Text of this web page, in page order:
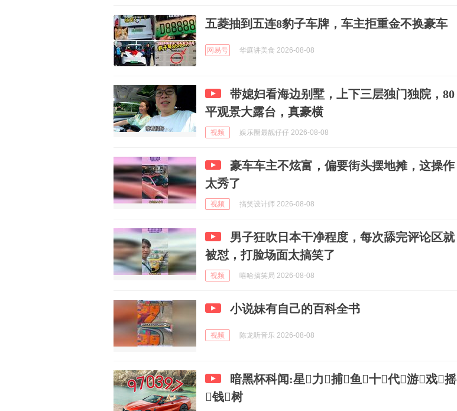
五菱抽到五连8豹子车牌，车主拒重金不换豪车
网易号 华庭讲美食 2026-08-08
带媳妇看海边别墅，上下三层独门独院，80
平观景大露台，真豪横
视频 娱乐圈最靓仔仔 2026-08-08
豪车车主不炫富，偏要街头摆地摊，这操作
太秀了
视频 搞笑设计师 2026-08-08
男子狂吹日本干净程度，每次舔完评论区就
被怼，打脸场面太搞笑了
视频 嘻哈搞笑局 2026-08-08
小说妹有自己的百科全书
视频 陈龙听音乐 2026-08-08
暗黑杯科闻:星力捕鱼十代游戏摇
钱树